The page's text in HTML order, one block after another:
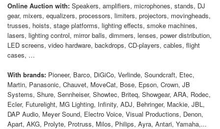
Online Auction with: Speakers, amplifiers, microphones, stands, DJ
gear, mixers, equalizers, processors, limiters, projectors, movingheads,
trusses, hoists, stage platforms, lighting effects, smoke machines,
lasers, lighting control, mirror balls, dimmers, lenses, power distribution,
LED screens, video hardware, backdrops, CD-players, cables, flight
cases, …
With brands: Pioneer, Barco, DiGiCo, Verlinde, Soundcraft, Etec,
Martin, Panasonic, Chauvet, MoveCat, Bose, Epson, Crown, JB
Systems, Shure, Sennheiser, Showtec, Briteq, Showgear, ARA, Rodec,
Ecler, Futurelight, MG Lighting, Infinity, ADJ, Behringer, Mackie, JBL,
DAP Audio, Meyer Sound, Electro Voice, Visual Productions, Denon,
Apart, AKG, Prolyte, Protruss, Milos, Philips, Ayra, Antari, Yamaha,...